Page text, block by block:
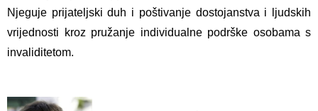
Njeguje prijateljski duh i poštivanje dostojanstva i ljudskih
vrijednosti kroz pružanje individualne podrške osobama s
invaliditetom.